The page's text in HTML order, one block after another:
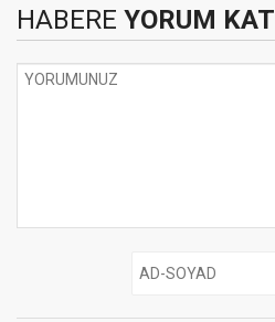
HABERE YORUM KAT